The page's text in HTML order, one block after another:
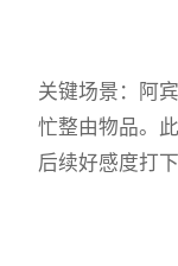
关键场景：阿
忙整由物品。
后续好感度打下